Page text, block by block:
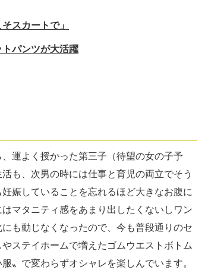
スカートで」
パンツが大活躍
運よく授かった第三子（待望の女の子予
も、次男の時には仕事と育児の両立でそう
娠していることを忘れるほど大きなお腹に
マタニティ感をあまり出したくないしワン
も動じなくなったので、今も普段通りのセ
ステイホームで増えたゴムウエストボトム
〟で変わらずオシャレを楽しんでいます。